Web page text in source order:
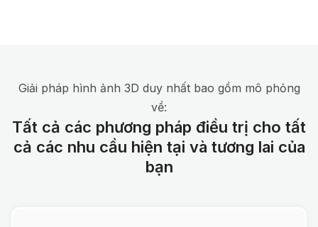
Giải pháp hình ảnh 3D duy nhất bao gồm mô phỏng
về:
Tất cả các phương pháp điều trị cho tất
cả các nhu cầu hiện tại và tương lai của
bạn